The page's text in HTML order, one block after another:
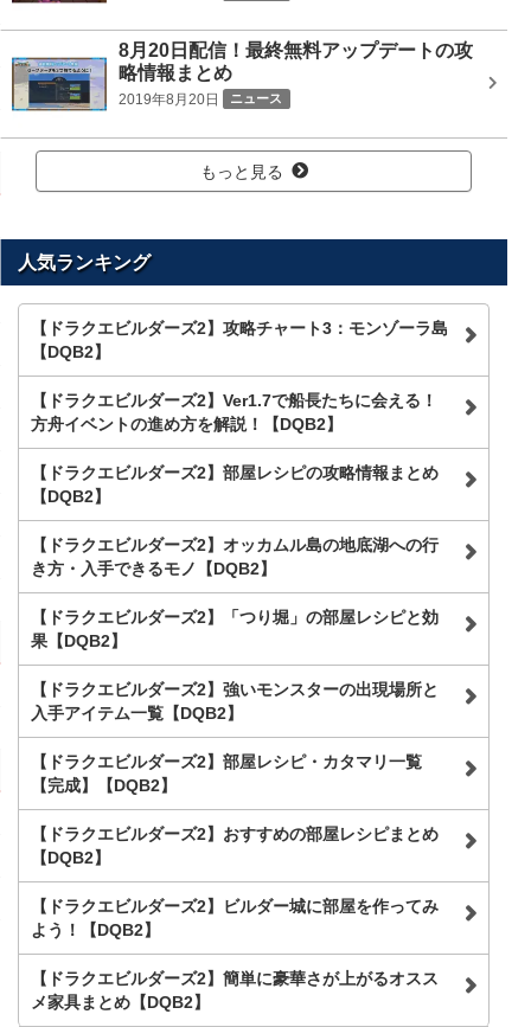
8月20日配信！最終無料アップデートの攻
略情報まとめ
2019年8月20日 ニュース
もっと見る
人気ランキング
【ドラクエビルダーズ2】攻略チャート3：モンゾーラ島
【DQB2】
【ドラクエビルダーズ2】Ver1.7で船長たちに会える！
方舟イベントの進め方を解説！【DQB2】
【ドラクエビルダーズ2】部屋レシピの攻略情報まとめ
【DQB2】
【ドラクエビルダーズ2】オッカムル島の地底湖への行
き方・入手できるモノ【DQB2】
【ドラクエビルダーズ2】「つり堀」の部屋レシピと効
果【DQB2】
【ドラクエビルダーズ2】強いモンスターの出現場所と
入手アイテム一覧【DQB2】
【ドラクエビルダーズ2】部屋レシピ・カタマリ一覧
【完成】【DQB2】
【ドラクエビルダーズ2】おすすめの部屋レシピまとめ
【DQB2】
【ドラクエビルダーズ2】ビルダー城に部屋を作ってみ
よう！【DQB2】
【ドラクエビルダーズ2】簡単に豪華さが上がるオスス
メ家具まとめ【DQB2】